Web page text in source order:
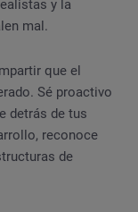
y la
mal.
que el
Sé proactivo
detrás de tus
reconoce
de